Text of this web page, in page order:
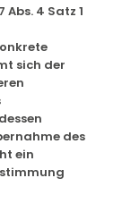
4 Satz 1
sich der
des
ein